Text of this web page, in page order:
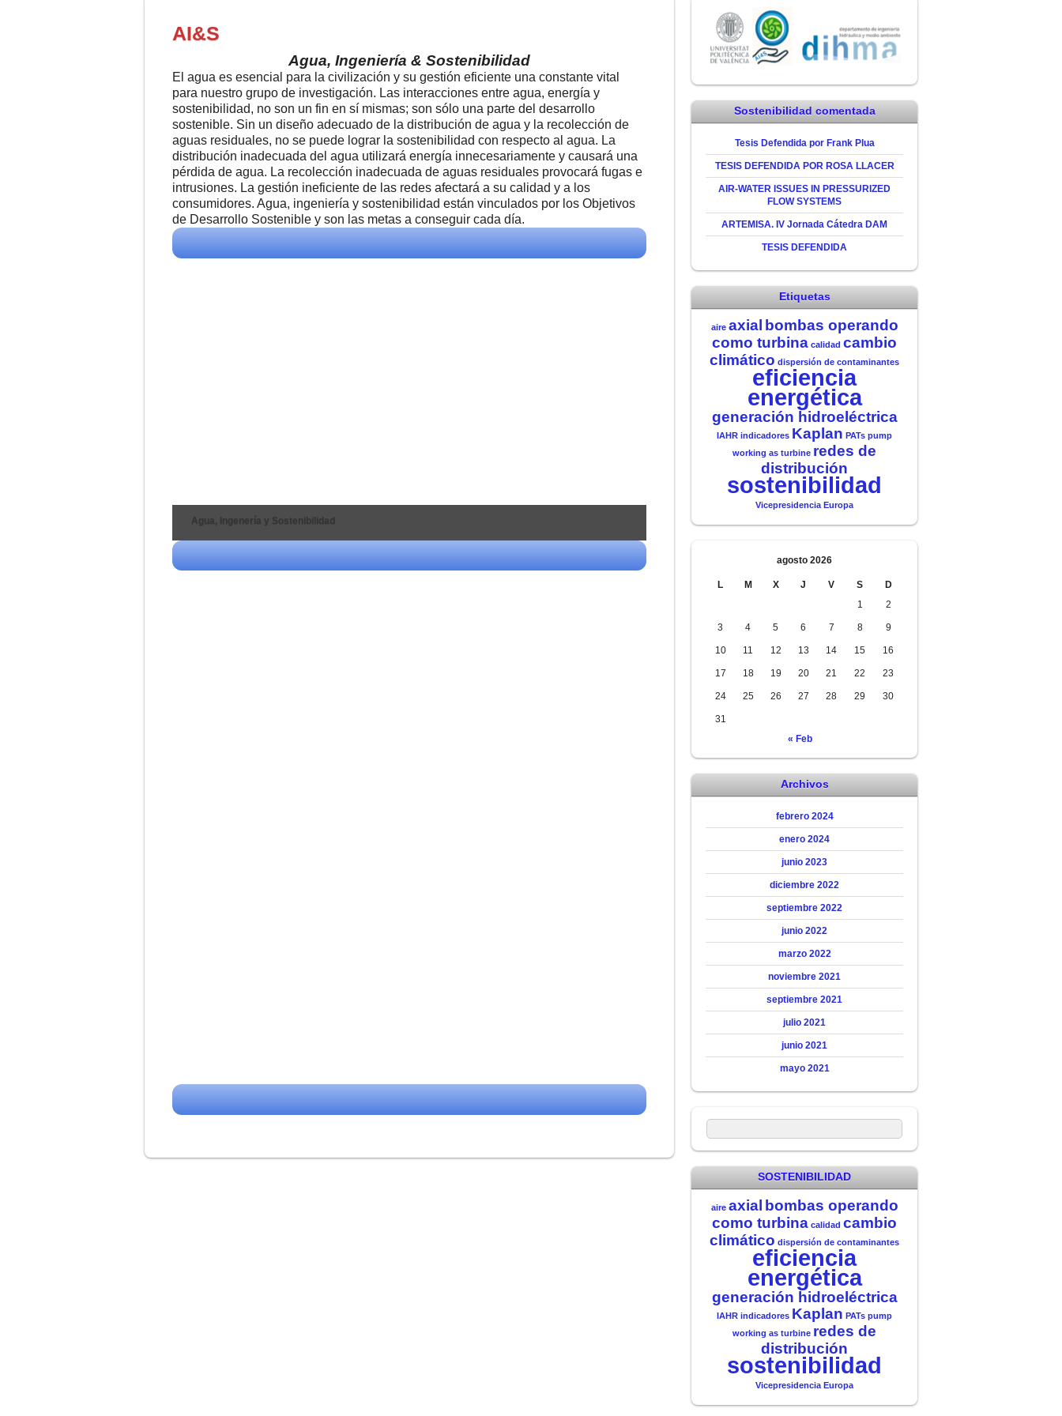
AI&S
Agua, Ingeniería & Sostenibilidad
El agua es esencial para la civilización y su gestión eficiente una constante vital
para nuestro grupo de investigación. Las interacciones entre agua, energía y
sostenibilidad, no son un fin en sí mismas; son sólo una parte del desarrollo
sostenible. Sin un diseño adecuado de la distribución de agua y la recolección de
aguas residuales, no se puede lograr la sostenibilidad con respecto al agua. La
distribución inadecuada del agua utilizará energía innecesariamente y causará una
pérdida de agua. La recolección inadecuada de aguas residuales provocará fugas e
intrusiones. La gestión ineficiente de las redes afectará a su calidad y a los
consumidores. Agua, ingeniería y sostenibilidad están vinculados por los Objetivos
de Desarrollo Sostenible y son las metas a conseguir cada día.
Agua, Ingenería y Sostenibilidad
Sostenibilidad comentada
Tesis Defendida por Frank Plua
TESIS DEFENDIDA POR ROSA LLACER
AIR-WATER ISSUES IN PRESSURIZED
FLOW SYSTEMS
ARTEMISA. IV Jornada Cátedra DAM
TESIS DEFENDIDA
Etiquetas
aire axial bombas operando
como turbina calidad cambio
climático dispersión de contaminantes
eficiencia
energética
generación hidroeléctrica
IAHR indicadores Kaplan PATs pump
working as turbine redes de
distribución
sostenibilidad
Vicepresidencia Europa
agosto 2026
L M X J V S
D
1
2
3 4 5 6 7 8 9
10 11 12 13 14 15 16
17 18 19 20 21 22 23
24 25 26 27 28 29 30
31
« Feb
Archivos
febrero 2024
enero 2024
junio 2023
diciembre 2022
septiembre 2022
junio 2022
marzo 2022
noviembre 2021
septiembre 2021
julio 2021
junio 2021
mayo 2021
SOSTENIBILIDAD
aire axial bombas operando
como turbina calidad cambio
climático dispersión de contaminantes
eficiencia
energética
generación hidroeléctrica
IAHR indicadores Kaplan PATs pump
working as turbine redes de
distribución
sostenibilidad
Vicepresidencia Europa